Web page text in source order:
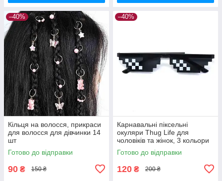
–40%
Кільця на волосся, прикраси
для волосся для дівчинки 14
шт
Готово до відправки
90 ₴ 150 ₴
–40%
Карнавальні піксельні
окуляри Thug Life для
чоловіків та жінок, 3 кольори
Готово до відправки
120 ₴ 200 ₴